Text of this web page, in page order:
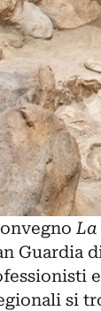
La
Guardia
si